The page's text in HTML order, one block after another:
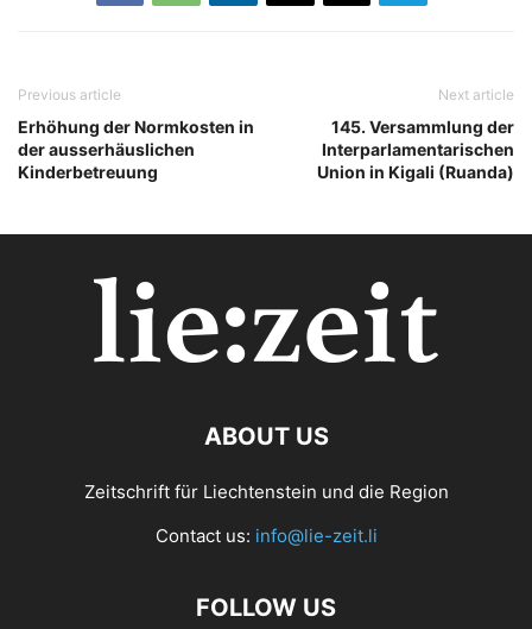
Previous article
Erhöhung der Normkosten in
der ausserhäuslichen
Kinderbetreuung
Next article
145. Versammlung der
Interparlamentarischen
Union in Kigali (Ruanda)
ABOUT US
Zeitschrift für Liechtenstein und die Region
Contact us: info@lie-zeit.li
FOLLOW US